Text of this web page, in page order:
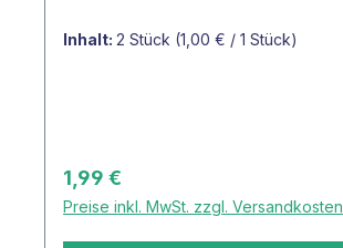
Inhalt: 2 Stück (1,00 € / 1 Stück)
Regulärer Preis:
1,99 €
Preise inkl. MwSt. zzgl. Versandkosten